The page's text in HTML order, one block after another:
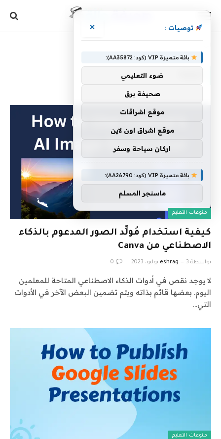
منوعات التعليم
كيفية استخدام مُولِّد الصور المدعوم بالذكاء
الاصطناعي من Canva
بواسطة eshrag 3 يوليو، 2023 0
لا يوجد نقص في أدوات الذكاء الاصطناعي المتاحة للمعلمين
اليوم. بعضها قائم بذاته ويتم تضمين البعض الآخر في الأدوات
التي…
منوعات التعليم
توصيات : ×
باقة متميزة VIP (كود: AA35872):
ضوء التعليمي
صحيفة برق
موقع اشراقات
موقع اشراق اون لاين
اركان سياحة وسفر
باقة متميزة VIP (كود: AA26790):
ماسنجر المسلم